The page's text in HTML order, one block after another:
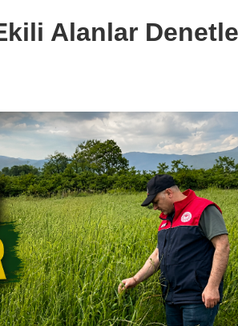
Alanlar